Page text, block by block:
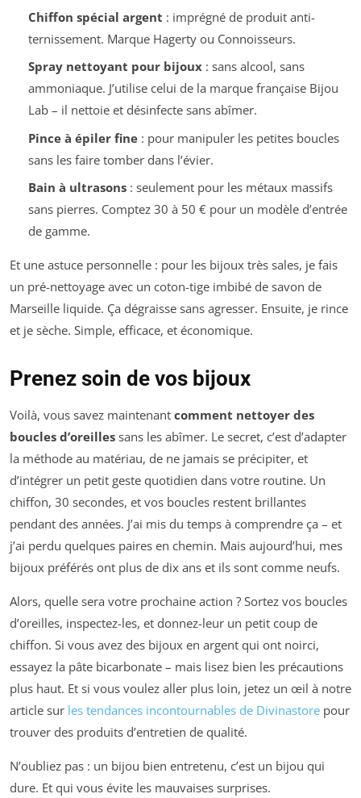
Chiffon spécial argent : imprégné de produit anti-
ternissement. Marque Hagerty ou Connoisseurs.
Spray nettoyant pour bijoux: sans alcool, sans
ammoniaque. J’utilise celui de la marque française Bijou
Lab– il nettoie et désinfecte sans abîmer.
Pince à épiler fine: pour manipuler les petites boucles
sans les faire tomber dans l’évier.
Bain à ultrasons: seulement pour les métaux massifs
sans pierres. Comptez 30 à 50 € pour un modèle d’entrée
de gamme.
Et une astuce personnelle : pour les bijoux très sales, je fais
un pré-nettoyage avec un coton-tige imbibé de savon de
Marseille liquide. Ça dégraisse sans agresser. Ensuite, je rince
et je sèche. Simple, efficace, et économique.
Prenez soin de vos bijoux
Voilà, vous savez maintenant comment nettoyer des
boucles d’oreilles sans les abîmer. Le secret, c’est d’adapter
la méthode au matériau, de ne jamais se précipiter, et
d’intégrer un petit geste quotidien dans votre routine. Un
chiffon, 30 secondes, et vos boucles restent brillantes
pendant des années. J’ai mis du temps à comprendre ça – et
j’ai perdu quelques paires en chemin. Mais aujourd’hui, mes
bijoux préférés ont plus de dix ans et ils sont comme neufs.
Alors, quelle sera votre prochaine action ? Sortez vos boucles
d’oreilles, inspectez-les, et donnez-leur un petit coup de
chiffon. Si vous avez des bijoux en argent qui ont noirci,
essayez la pâte bicarbonate – mais lisez bien les précautions
plus haut. Et si vous voulez aller plus loin, jetez un œil à notre
article sur les tendances incontournables de Divinastore pour
trouver des produits d’entretien de qualité.
N’oubliez pas : un bijou bien entretenu, c’est un bijou qui
dure. Et qui vous évite les mauvaises surprises.